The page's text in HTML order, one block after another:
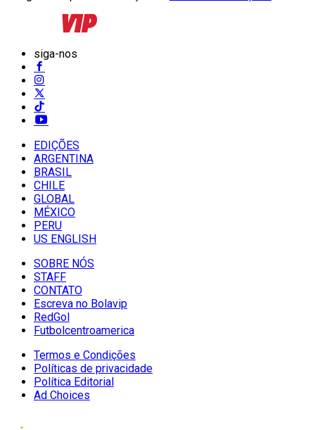
siga-nos
EDIÇÕES
ARGENTINA
BRASIL
CHILE
GLOBAL
MÉXICO
PERU
US ENGLISH
SOBRE NÓS
STAFF
CONTATO
Escreva no Bolavip
RedGol
Futbolcentroamerica
Termos e Condições
Políticas de privacidade
Política Editorial
Ad Choices